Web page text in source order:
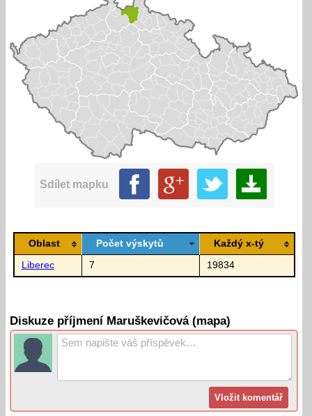
Sdílet mapku
Oblast Počet výskytů Každý x-tý
Liberec 7 19834
Diskuze příjmení Maruškevičová (mapa)